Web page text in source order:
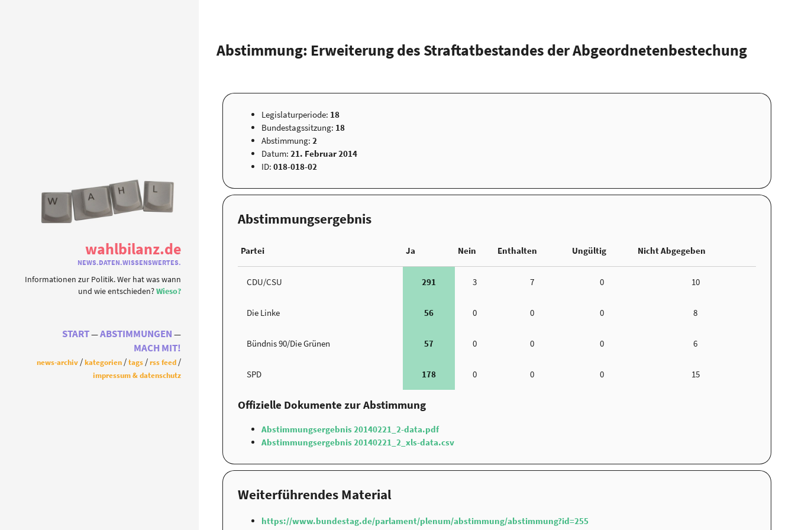
wahlbilanz.de
NEWS.DATEN.WISSENSWERTES.
Informationen zur Politik. Wer hat was wann
und wie entschieden?Wieso?
START
ABSTIMMUNGEN
MACH MIT!
news-archiv kategorien tags
rss feed
impressum & datenschutz
Abstimmung: Erweiterung des Straftatbestandes der Abgeordnetenbestechung
Legislaturperiode: 18
Bundestagssitzung: 18
Abstimmung: 2
Datum: 21. Februar 2014
ID: 018-018-02
Abstimmungsergebnis
Partei Ja Nein Enthalten Ungültig Nicht Abgegeben
CDU/CSU 291 3 7 0 10
Die Linke 56 0 0 0 8
Bündnis 90/Die Grünen 57 0 0 0 6
SPD 178 0 0 0 15
Offizielle Dokumente zur Abstimmung
Abstimmungsergebnis 20140221_2-data.pdf
Abstimmungsergebnis 20140221_2_xls-data.csv
Weiterführendes Material
https://www.bundestag.de/parlament/plenum/abstimmung/abstimmung?id=255